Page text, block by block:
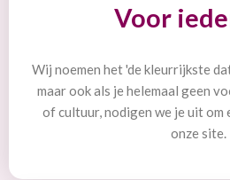
Voor
Wij noemen het 'de kleurrijkste
maar ook als je helemaal geen
of cultuur, nodigen we je uit om
onze site.